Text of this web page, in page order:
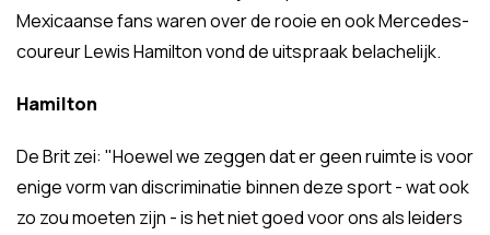
Mexicaanse fans waren over de rooie en ook Mercedes-
coureur Lewis Hamilton vond de uitspraak belachelijk.
Hamilton
De Brit zei: "Hoewel we zeggen dat er geen ruimte is voor
enige vorm van discriminatie binnen deze sport - wat ook
zo zou moeten zijn - is het niet goed voor ons als leiders